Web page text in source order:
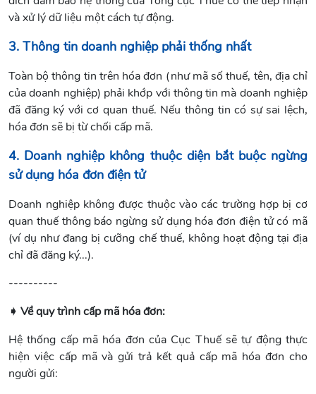
và xử lý dữ liệu một cách tự động.
3. Thông tin doanh nghiệp phải thống nhất
Toàn bộ thông tin trên hóa đơn (như mã số thuế, tên, địa chỉ
của doanh nghiệp) phải khớp với thông tin mà doanh nghiệp
đã đăng ký với cơ quan thuế. Nếu thông tin có sự sai lệch,
hóa đơn sẽ bị từ chối cấp mã.
4. Doanh nghiệp không thuộc diện bắt buộc ngừng
sử dụng hóa đơn điện tử
Doanh nghiệp không được thuộc vào các trường hợp bị cơ
quan thuế thông báo ngừng sử dụng hóa đơn điện tử có mã
(ví dụ như đang bị cưỡng chế thuế, không hoạt động tại địa
chỉ đã đăng ký...).
----------
➧ Về quy trình cấp mã hóa đơn:
Hệ thống cấp mã hóa đơn của Cục Thuế sẽ tự động thực
hiện việc cấp mã và gửi trả kết quả cấp mã hóa đơn cho
người gửi: